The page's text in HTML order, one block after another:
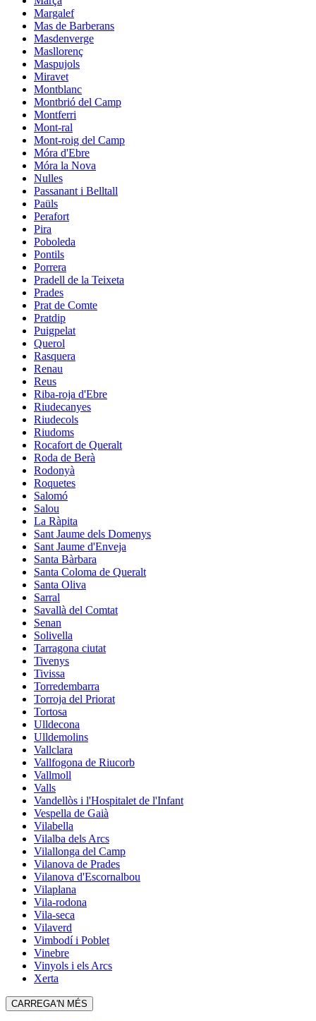
Margalef
Mas de Barberans
Masdenverge
Masllorenç
Maspujols
Miravet
Montblanc
Montbrió del Camp
Montferri
Mont-ral
Mont-roig del Camp
Móra d'Ebre
Móra la Nova
Nulles
Passanant i Belltall
Paüls
Perafort
Pira
Poboleda
Pontils
Porrera
Pradell de la Teixeta
Prades
Prat de Comte
Pratdip
Puigpelat
Querol
Rasquera
Renau
Reus
Riba-roja d'Ebre
Riudecanyes
Riudecols
Riudoms
Rocafort de Queralt
Roda de Berà
Rodonyà
Roquetes
Salomó
Salou
La Ràpita
Sant Jaume dels Domenys
Sant Jaume d'Enveja
Santa Bàrbara
Santa Coloma de Queralt
Santa Oliva
Sarral
Savallà del Comtat
Senan
Solivella
Tarragona ciutat
Tivenys
Tivissa
Torredembarra
Torroja del Priorat
Tortosa
Ulldecona
Ulldemolins
Vallclara
Vallfogona de Riucorb
Vallmoll
Valls
Vandellòs i l'Hospitalet de l'Infant
Vespella de Gaià
Vilabella
Vilalba dels Arcs
Vilallonga del Camp
Vilanova de Prades
Vilanova d'Escornalbou
Vilaplana
Vila-rodona
Vila-seca
Vilaverd
Vimbodí i Poblet
Vinebre
Vinyols i els Arcs
Xerta
CARREGA'N MÉS